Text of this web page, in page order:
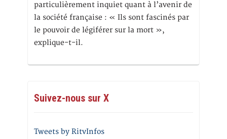
particulièrement inquiet quant à l’avenir de
la société française : « Ils sont fascinés par
le pouvoir de légiférer sur la mort »,
explique-t-il.
Suivez-nous sur X
Tweets by RitvInfos